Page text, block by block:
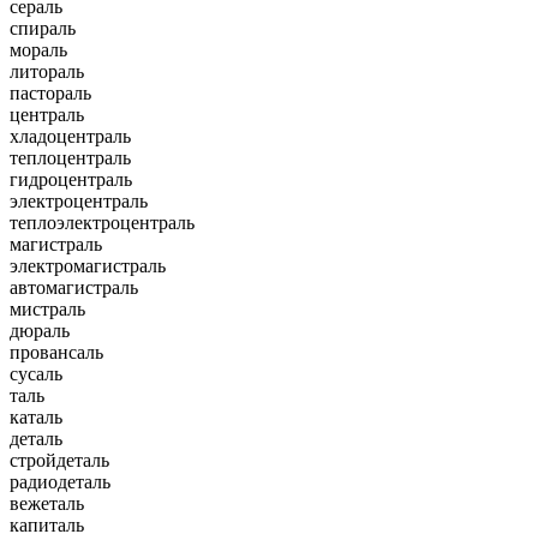
сераль
спираль
мораль
литораль
пастораль
централь
хладоцентраль
теплоцентраль
гидроцентраль
электроцентраль
теплоэлектроцентраль
магистраль
электромагистраль
автомагистраль
мистраль
дюраль
провансаль
сусаль
таль
каталь
деталь
стройдеталь
радиодеталь
вежеталь
капиталь